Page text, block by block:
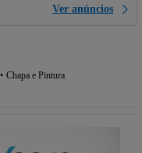
Ver anúncios
Chapa e Pintura